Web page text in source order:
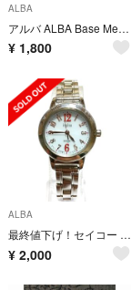
ALBA
アルバ ALBA Base Metal V827-0111 A0 レディース時計
¥ 1,800
ALBA
最終値下げ！セイコー アルバ アンジェーヌ V117-0DN0 ソーラー
¥ 2,000